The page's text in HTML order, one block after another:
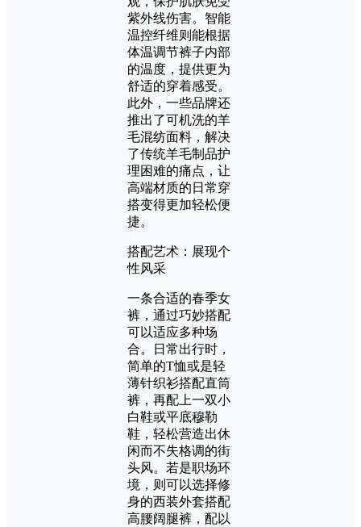
紫外线伤害。智能
温控纤维则能根据
体温调节裤子内部
的温度，提供更为
舒适的穿着感受。
此外，一些品牌还
推出了可机洗的羊
毛混纺面料，解决
了传统羊毛制品护
理困难的痛点，让
高端材质的日常穿
搭变得更加轻松便
捷。
搭配艺术：展现个
性风采
一条合适的春季女
裤，通过巧妙搭配
可以适应多种场
合。日常出行时，
简单的T恤或是轻
薄针织衫搭配直筒
裤，再配上一双小
白鞋或平底穆勒
鞋，轻松营造出休
闲而不失格调的街
头风。若是职场环
境，则可以选择修
身的西装外套搭配
高腰阔腿裤，配以